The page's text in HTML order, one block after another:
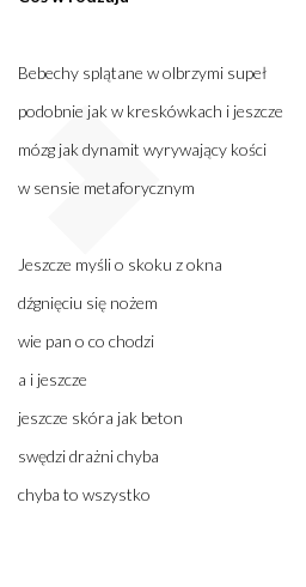
Bebechy splątane w olbrzymi supeł
podobnie jak w kreskówkach i jeszcze
mózg jak dynamit wyrywający kości
w sensie metaforycznym
Jeszcze myśli o skoku z okna
dźgnięciu się nożem
wie pan o co chodzi
a i jeszcze
jeszcze skóra jak beton
swędzi drażni chyba
chyba to wszystko